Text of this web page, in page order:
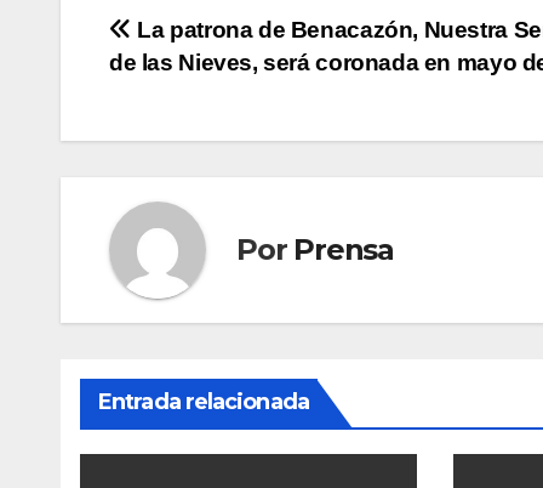
Navegación
entradas
La patrona de Benacazón, Nuestra
de las Nieves, será coronada en mayo
Por Prensa
Entrada relacionada